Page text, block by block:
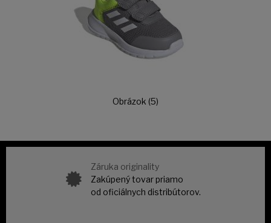
Obrázok (5)
Záruka originality
Zakúpený tovar priamo
od oficiálnych distribútorov.